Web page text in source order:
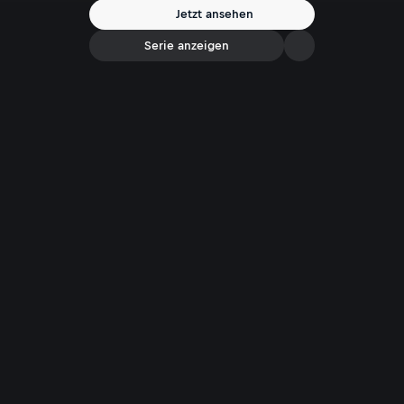
Jetzt ansehen
Serie anzeigen